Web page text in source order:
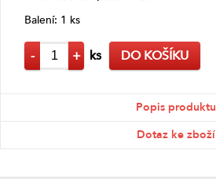
Balení: 1 ks
- + ks DO KOŠÍKU
Popis produktu
Dotaz ke zboží